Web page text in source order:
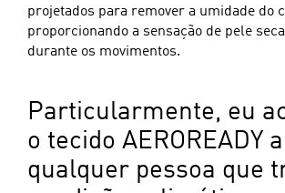
projetados para remover a umidade do
proporcionando a sensação de pele
durante os movimentos.
Particularmente, eu
o tecido AEROREADY a
qualquer pessoa que